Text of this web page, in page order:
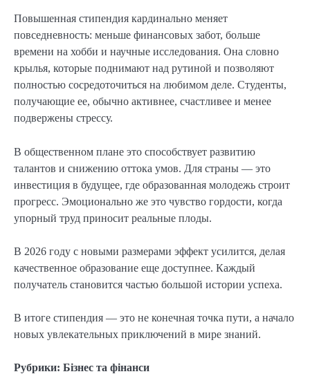
Повышенная стипендия кардинально меняет
повседневность: меньше финансовых забот, больше
времени на хобби и научные исследования. Она словно
крылья, которые поднимают над рутиной и позволяют
полностью сосредоточиться на любимом деле. Студенты,
получающие ее, обычно активнее, счастливее и менее
подвержены стрессу.
В общественном плане это способствует развитию
талантов и снижению оттока умов. Для страны — это
инвестиция в будущее, где образованная молодежь строит
прогресс. Эмоционально же это чувство гордости, когда
упорный труд приносит реальные плоды.
В 2026 году с новыми размерами эффект усилится, делая
качественное образование еще доступнее. Каждый
получатель становится частью большой истории успеха.
В итоге стипендия — это не конечная точка пути, а начало
новых увлекательных приключений в мире знаний.
Рубрики: Бізнес та фінанси